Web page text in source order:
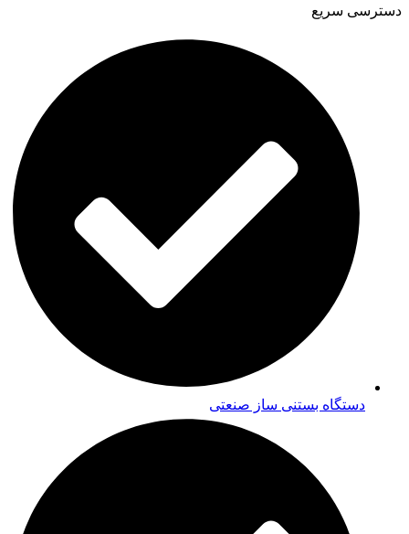
دسترسی سریع
دستگاه بستنی ساز صنعتی